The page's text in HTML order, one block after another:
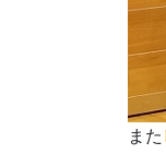
また